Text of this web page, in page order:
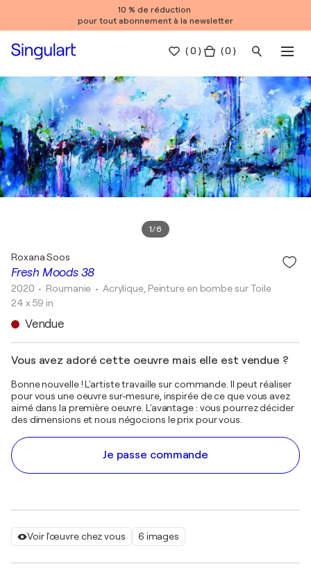
10 % de réduction
pour tout abonnement à la newsletter
(0 ) ( 0 )
1/6
Voir l'œuvre chez vous 6 images
Fresh Moods 38
Roxana Soos
2020 • Roumanie • Acrylique, Peinture en bombe sur Toile
24 x 59 in
Vendue
Vous avez adoré cette oeuvre mais elle est vendue ?
Bonne nouvelle ! L'artiste travaille sur commande. Il peut réaliser
pour vous une oeuvre sur-mesure, inspirée de ce que vous avez
aimé dans la première oeuvre. L'avantage : vous pourrez décider
des dimensions et nous négocions le prix pour vous.
Je passe commande